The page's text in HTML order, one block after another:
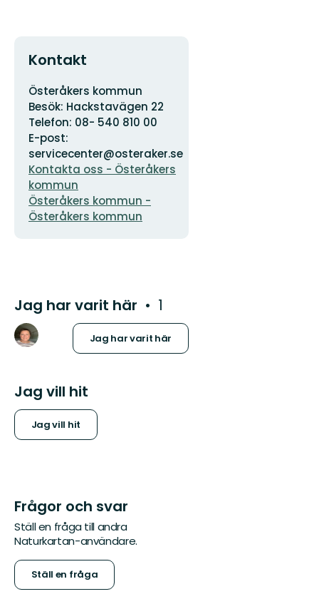
Kontakt
Adress
Österåkers kommun
Besök: Hackstavägen 22
Telefon: 08- 540 810 00
E-post:
servicecenter@osteraker.se
Kontakta oss - Österåkers
kommun
Österåkers kommun -
Österåkers kommun
Jag har varit här 1
Jag har varit här
Jag vill hit
Jag vill hit
Frågor och svar
Ställ en fråga till andra
Naturkartan-användare.
Ställ en fråga